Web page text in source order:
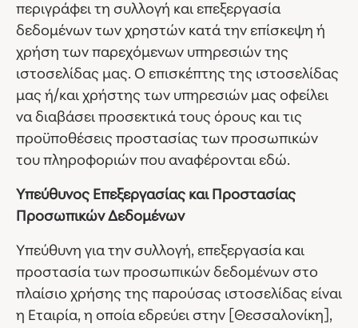
περιγράφει τη συλλογή και επεξεργασία
δεδομένων των χρηστών κατά την επίσκεψη ή
χρήση των παρεχόμενων υπηρεσιών της
ιστοσελίδας μας. Ο επισκέπτης της ιστοσελίδας
μας ή/και χρήστης των υπηρεσιών μας οφείλει
να διαβάσει προσεκτικά τους όρους και τις
προϋποθέσεις προστασίας των προσωπικών
του πληροφοριών που αναφέρονται εδώ.
Υπεύθυνος Επεξεργασίας και Προστασίας
Προσωπικών Δεδομένων
Υπεύθυνη για την συλλογή, επεξεργασία και
προστασία των προσωπικών δεδομένων στο
πλαίσιο χρήσης της παρούσας ιστοσελίδας είναι
η Εταιρία, η οποία εδρεύει στην [Θεσσαλονίκη],